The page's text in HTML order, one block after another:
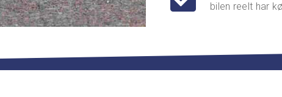
bilen reelt har